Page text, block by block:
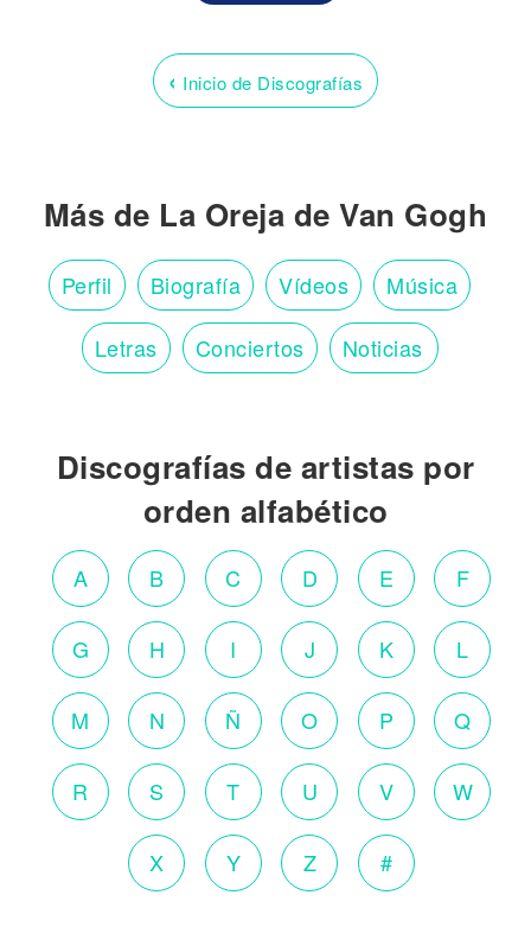
‹ Inicio de Discografías
Más de La Oreja de Van Gogh
Perfil Biografía Vídeos Música
Letras Conciertos Noticias
Discografías de artistas por
orden alfabético
A B C D E F
G H I J K L
M N Ñ O P Q
R S T U V W
X Y Z #